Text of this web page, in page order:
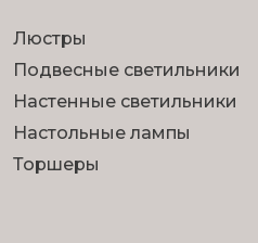
Люстры
Подвесные светильники
Настенные светильники
Настольные лампы
Торшеры